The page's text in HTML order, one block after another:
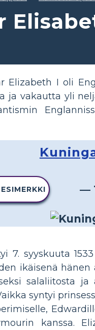
Elizabeth I oli
ja vakautta yli
—
7. syyskuuta
ikäisenä
salaliitosta
syntyi
kanssa.